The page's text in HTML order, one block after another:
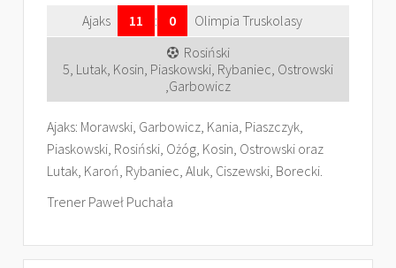
Ajaks
11 : 0
Olimpia Truskolasy
Rosiński
5, Lutak, Kosin, Piaskowski, Rybaniec, Ostrowski
,Garbowicz
Ajaks: Morawski, Garbowicz, Kania, Piaszczyk,
Piaskowski, Rosiński, Ożóg, Kosin, Ostrowski oraz
Lutak, Karoń, Rybaniec, Aluk, Ciszewski, Borecki.
Trener Paweł Puchała